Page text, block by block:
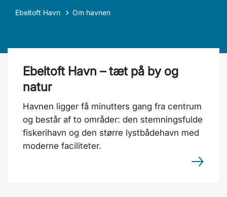
Ebeltoft Havn Om havnen
Ebeltoft Havn – tæt på by og
natur
Havnen ligger få minutters gang fra centrum
og består af to områder: den stemningsfulde
fiskerihavn og den større lystbådehavn med
moderne faciliteter.